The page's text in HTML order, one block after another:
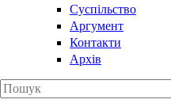
Суспільство
Аргумент
Контакти
Архів